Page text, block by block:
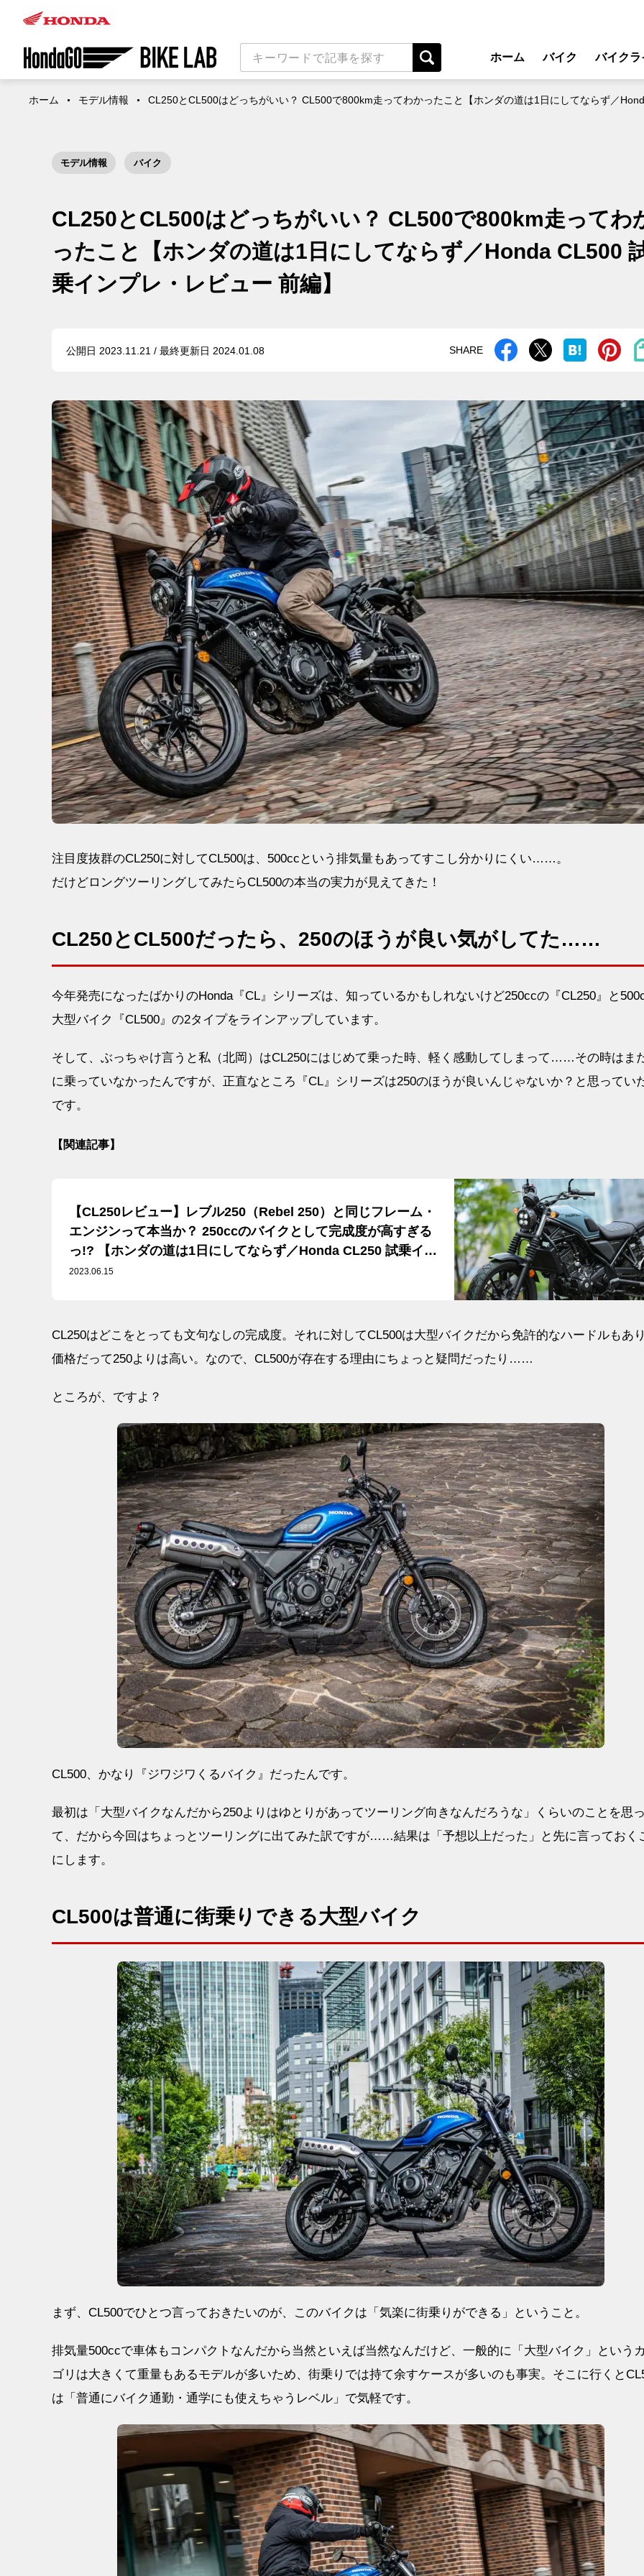
ホーム バイク
ビジネス
バイクラ
レンタル
メンテナ
ホーム モデル情報 CL250とCL500はどっちがいい？ CL500で800km走ってわかったこと【ホンダの道は1日にしてならず／
モデル情報 バイク
CL250とCL500はどっちがいい？ CL500で800km走ってわ
ったこと【ホンダの道は1日にしてならず／Honda CL500
乗インプレ・レビュー 前編】
公開日 2023.11.21 / 最終更新日 2024.01.08 SHARE
注目度抜群のCL250に対してCL500は、500ccという排気量もあってすこし分かりにくい……。
だけどロングツーリングしてみたらCL500の本当の実力が見えてきた！
CL250とCL500だったら、250のほうが良い気がしてた……
今年発売になったばかりのHonda『CL』シリーズは、知っているかもしれないけど250ccの『CL250』と
大型バイク『CL500』の2タイプをラインアップしています。
そして、ぶっちゃけ言うと私（北岡）はCL250にはじめて乗った時、軽く感動してしまって……その時はま
に乗っていなかったんですが、正直なところ『CL』シリーズは250のほうが良いんじゃないか？と思ってい
です。
【関連記事】
【CL250レビュー】レブル250（Rebel 250）と同じフレーム・
エンジンって本当か？ 250ccのバイクとして完成度が高すぎる
っ!? 【ホンダの道は1日にしてならず／Honda CL250 試乗イン
プレ① 第一印象 編】
2023.06.15
CL250はどこをとっても文句なしの完成度。それに対してCL500は大型バイクだから免許的なハードルもあ
価格だって250よりは高い。なので、CL500が存在する理由にちょっと疑問だったり……
ところが、ですよ？
CL500、かなり『ジワジワくるバイク』だったんです。
最初は「大型バイクなんだから250よりはゆとりがあってツーリング向きなんだろうな」くらいのことを思
て、だから今回はちょっとツーリングに出てみた訳ですが……結果は「予想以上だった」と先に言っておく
にします。
CL500は普通に街乗りできる大型バイク
まず、CL500でひとつ言っておきたいのが、このバイクは「気楽に街乗りができる」ということ。
排気量500ccで車体もコンパクトなんだから当然といえば当然なんだけど、一般的に「大型バイク」という
ゴリは大きくて重量もあるモデルが多いため、街乗りでは持て余すケースが多いのも事実。そこに行くと
は「普通にバイク通勤・通学にも使えちゃうレベル」で気軽です。